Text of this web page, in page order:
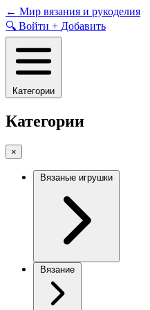
Skip
to
content
← Мир вязания и рукоделия
🔍 Войти + Добавить
Категории
Категории
×
Вязаные игрушки
Вязание